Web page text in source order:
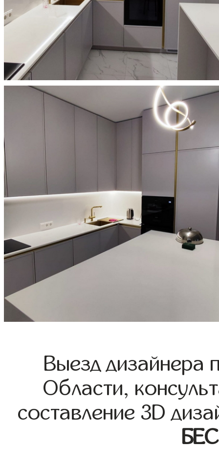
Выезд дизайнера
Области,
составление 3D